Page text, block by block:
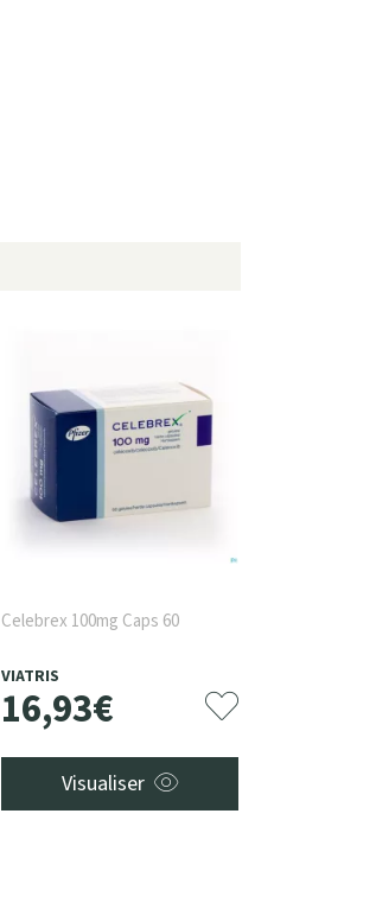
Celebrex 100mg Caps 60
VIATRIS
16,93€
Visualiser